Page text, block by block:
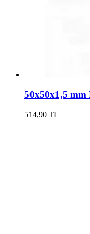
50x50x1,5
514,90 TL